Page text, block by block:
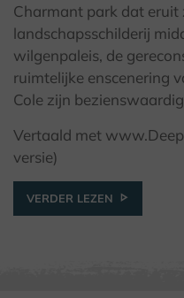
Charmant park dat eruit
landschapsschilderij
wilgenpaleis, de
ruimtelijke enscenering
Cole zijn
Vertaald met
versie)
VERDER LEZEN